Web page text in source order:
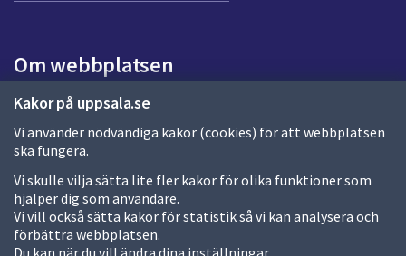
Kakor på uppsala.se
Vi använder nödvändiga kakor (cookies) för att webbplatsen
ska fungera.
Vi skulle vilja sätta lite fler kakor för olika funktioner som
hjälper dig som användare.
Vi vill också sätta kakor för statistik så vi kan analysera och
förbättra webbplatsen.
Du kan när du vill ändra dina inställningar.
a
d
a
Om webbplatsen
Om webbplatsen
Allmänna handlingar och diarium
Behandling av personuppgifter
Kakor
Språk (other languages)